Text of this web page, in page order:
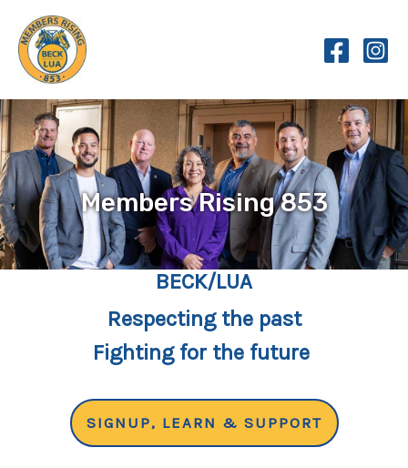
content
Members Rising 853
BECK/LUA
Respecting the past
Fighting for the future
SIGNUP, LEARN & SUPPORT